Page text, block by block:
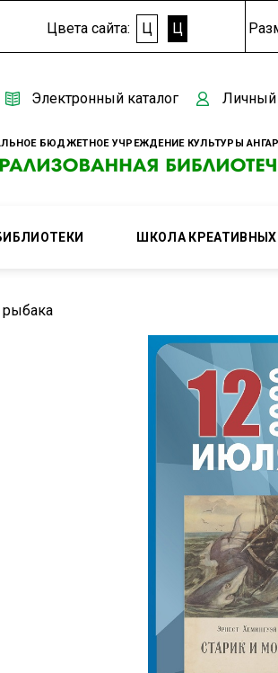
Цвета сайта: Ц Ц
БЮДЖЕТНОЕ УЧРЕЖДЕНИЕ КУЛЬТУРЫ
Электронный каталог Личный
ШКОЛА